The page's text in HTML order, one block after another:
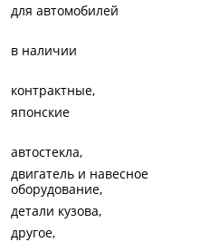
для автомобилей
в наличии
контрактные
японские
автостекла
двигатель и навесное
оборудование
детали кузова
другое